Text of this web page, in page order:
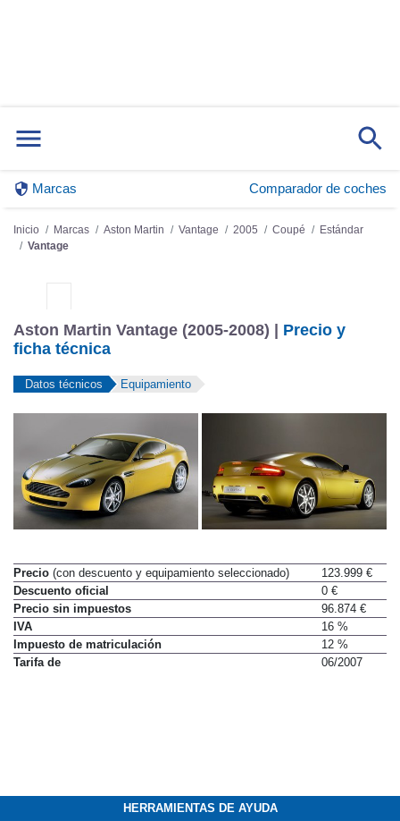
Marcas Comparador de coches
Inicio Marcas Aston Martin Vantage 2005 Coupé
Estándar
Vantage
Aston Martin Vantage (2005-2008) | Precio y
ficha técnica
Datos técnicos Equipamiento
Precio (con descuento y equipamiento seleccionado)
123.999 €
Descuento oficial
0 €
Precio sin impuestos
96.874 €
IVA
16 %
Impuesto de matriculación
12 %
Tarifa de
06/2007
HERRAMIENTAS DE AYUDA